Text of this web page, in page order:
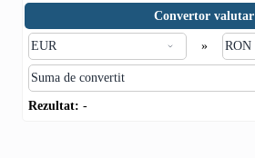
Convertor valutar
»
Rezultat: -